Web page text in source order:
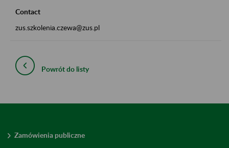
Contact
zus.szkolenia.czewa@zus.pl
Powrót do listy
Zamówienia publiczne